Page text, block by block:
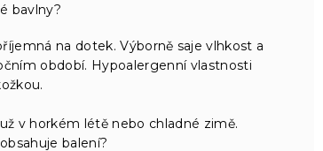
bavlny?
na dotek. Výborně saje vlhkost a
období. Hypoalergenní vlastnosti
v horkém létě nebo chladné zimě.
balení?